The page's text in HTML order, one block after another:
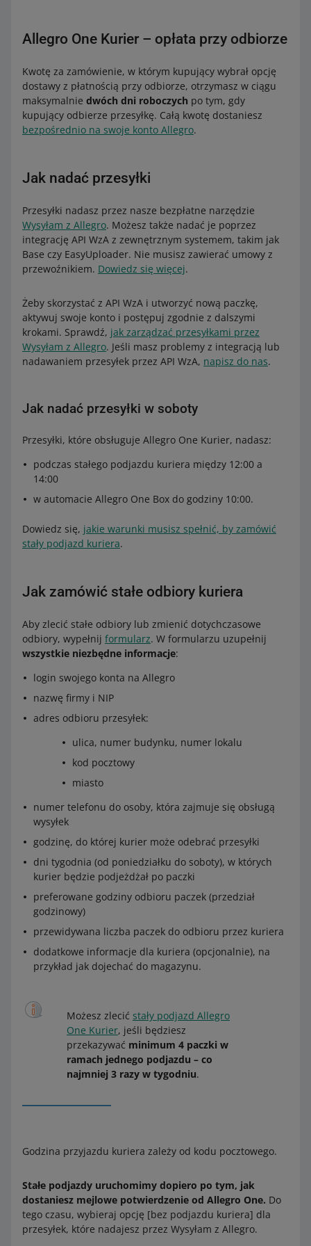
Allegro One Kurier – opłata przy odbiorze
Kwotę za zamówienie, w którym kupujący wybrał opcję
dostawy z płatnością przy odbiorze, otrzymasz w ciągu
maksymalnie dwóch dni roboczych po tym, gdy
kupujący odbierze przesyłkę. Całą kwotę dostaniesz
bezpośrednio na swoje konto Allegro.
Jak nadać przesyłki
Przesyłki nadasz przez nasze bezpłatne narzędzie
Wysyłam z Allegro. Możesz także nadać je poprzez
integrację API WzA z zewnętrznym systemem, takim jak
Base czy EasyUploader. Nie musisz zawierać umowy z
przewoźnikiem. Dowiedz się więcej.
Żeby skorzystać z API WzA i utworzyć nową paczkę,
aktywuj swoje konto i postępuj zgodnie z dalszymi
krokami. Sprawdź, jak zarządzać przesyłkami przez
Wysyłam z Allegro. Jeśli masz problemy z integracją lub
nadawaniem przesyłek przez API WzA, napisz do nas.
Jak nadać przesyłki w soboty
Przesyłki, które obsługuje Allegro One Kurier, nadasz:
podczas stałego podjazdu kuriera między 12:00 a
14:00
w automacie Allegro One Box do godziny 10:00.
Dowiedz się, jakie warunki musisz spełnić, by zamówić
stały podjazd kuriera.
Jak zamówić stałe odbiory kuriera
Aby zlecić stałe odbiory lub zmienić dotychczasowe
odbiory, wypełnij formularz. W formularzu uzupełnij
wszystkie niezbędne informacje:
login swojego konta na Allegro
nazwę firmy i NIP
adres odbioru przesyłek:
ulica, numer budynku, numer lokalu
kod pocztowy
miasto
numer telefonu do osoby, która zajmuje się obsługą
wysyłek
godzinę, do której kurier może odebrać przesyłki
dni tygodnia (od poniedziałku do soboty), w których
kurier będzie podjeżdżał po paczki
preferowane godziny odbioru paczek (przedział
godzinowy)
przewidywana liczba paczek do odbioru przez kuriera
dodatkowe informacje dla kuriera (opcjonalnie), na
przykład jak dojechać do magazynu.
Możesz zlecić stały podjazd Allegro
One Kurier, jeśli będziesz
przekazywać minimum 4 paczki w
ramach jednego podjazdu – co
najmniej 3 razy w tygodniu.
Godzina przyjazdu kuriera zależy od kodu pocztowego.
Stałe podjazdy uruchomimy dopiero po tym, jak
dostaniesz mejlowe potwierdzenie od Allegro One. Do
tego czasu, wybieraj opcję [bez podjazdu kuriera] dla
przesyłek, które nadajesz przez Wysyłam z Allegro.